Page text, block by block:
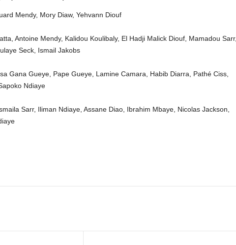
Mendy, Mory Diaw, Yehvann Diouf
Antoine Mendy, Kalidou Koulibaly, El Hadji Malick Diouf, Mamadou Sarr,
Seck, Ismail Jakobs
Gana Gueye, Pape Gueye, Lamine Camara, Habib Diarra, Pathé Ciss,
Ndiaye
Sarr, Iliman Ndiaye, Assane Diao, Ibrahim Mbaye, Nicolas Jackson,